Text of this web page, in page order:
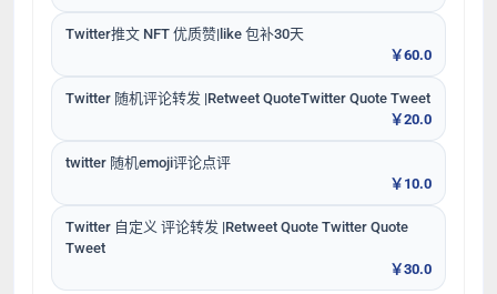
Twitter推文 NFT 优质赞|like 包补30天
￥60.0
Twitter 随机评论转发 |Retweet QuoteTwitter Quote Tweet
￥20.0
twitter 随机emoji评论点评
￥10.0
Twitter 自定义 评论转发 |Retweet Quote Twitter Quote
Tweet
￥30.0